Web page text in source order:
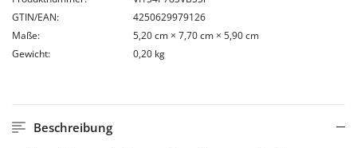
GTIN/EAN:
4250629979126
Maße:
5,20 cm × 7,70 cm × 5,90 cm
Gewicht:
0,20 kg
Beschreibung